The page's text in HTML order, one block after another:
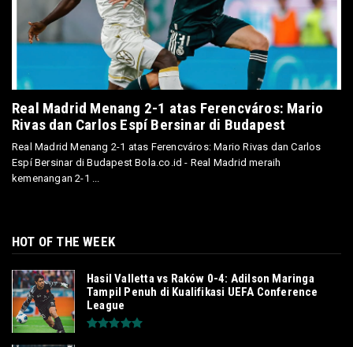
Real Madrid Menang 2-1 atas Ferencváros: Mario
Rivas dan Carlos Espí Bersinar di Budapest
Real Madrid Menang 2-1 atas Ferencváros: Mario Rivas dan Carlos
Espí Bersinar di Budapest Bola.co.id - Real Madrid meraih
kemenangan 2-1 ...
HOT OF THE WEEK
Hasil Valletta vs Raków 0-4: Adilson Maringa
Tampil Penuh di Kualifikasi UEFA Conference
League